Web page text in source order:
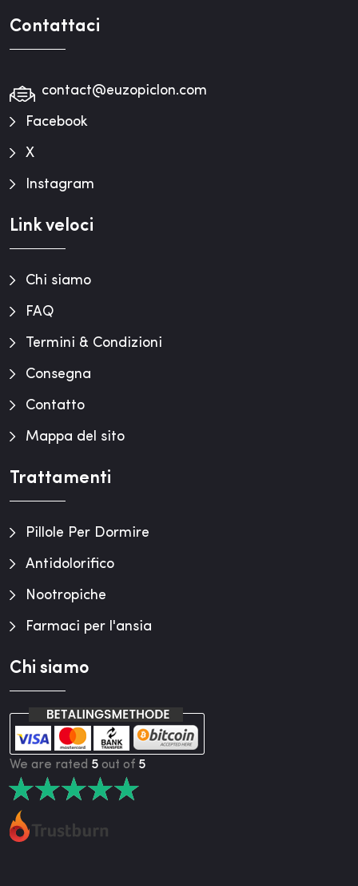
Contattaci
contact@euzopiclon.com
Facebook
X
Instagram
Link veloci
Chi siamo
FAQ
Termini & Condizioni
Consegna
Contatto
Mappa del sito
Trattamenti
Pillole Per Dormire
Antidolorifico
Nootropiche
Farmaci per l'ansia
Chi siamo
We are rated 5 out of 5
★
★★
★★
★★
★★
★